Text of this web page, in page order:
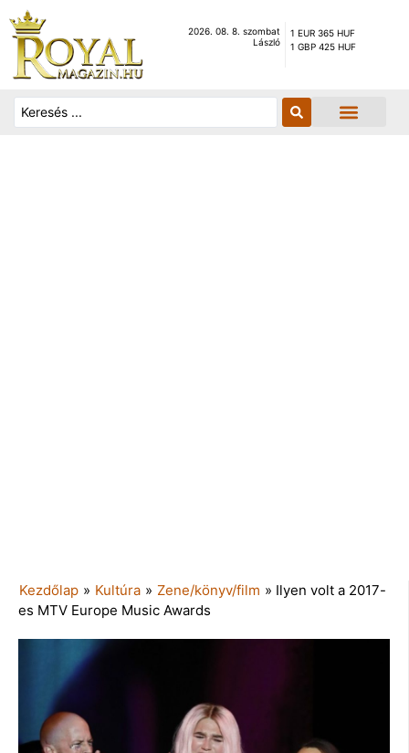
2026. 08. 8. szombat
László
1 EUR 365 HUF
1 GBP 425 HUF
Kezdőlap » Kultúra » Zene/könyv/film » Ilyen volt a 2017-
es MTV Europe Music Awards